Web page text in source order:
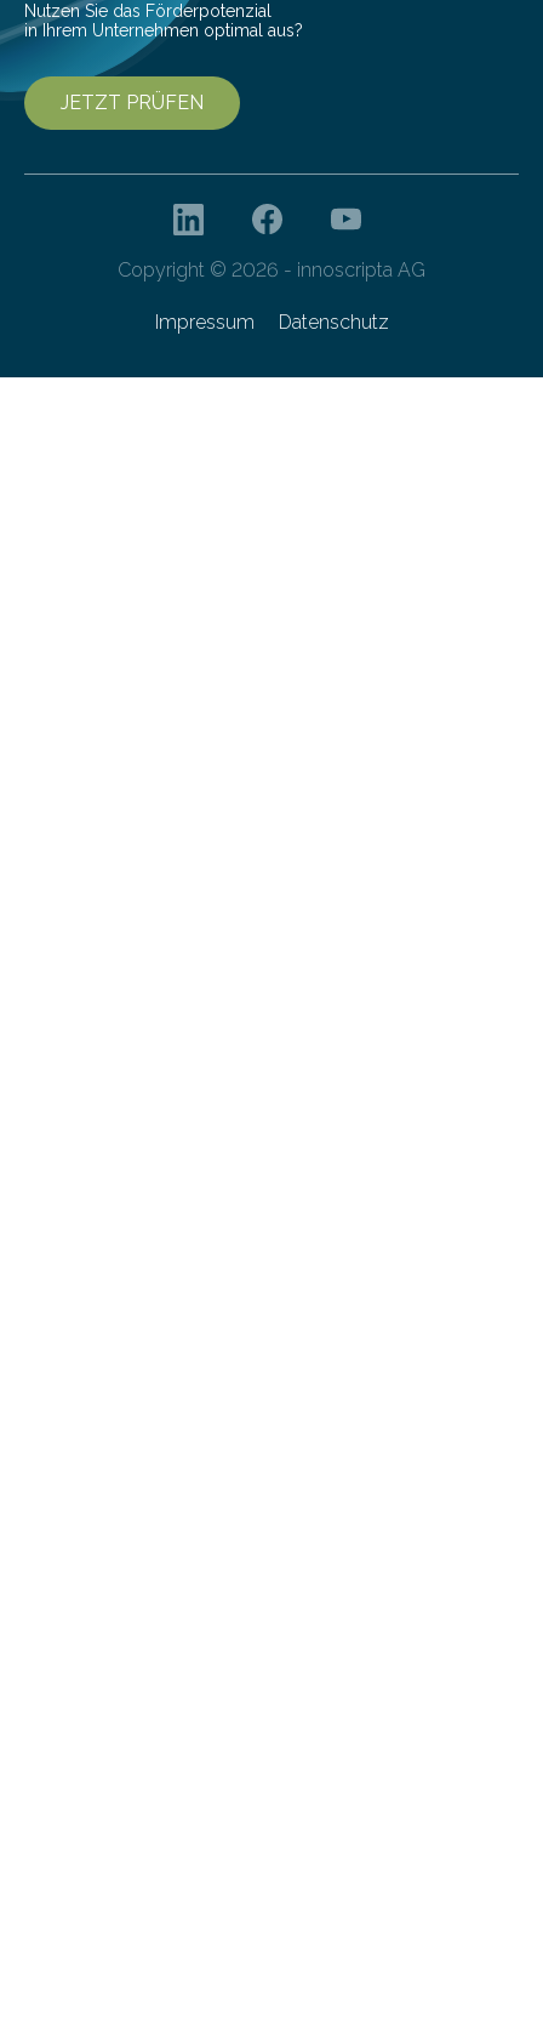
Nutzen Sie das Förderpotenzial
in Ihrem Unternehmen optimal aus?
JETZT PRÜFEN
Copyright © 2026 - innoscripta AG
Impressum Datenschutz